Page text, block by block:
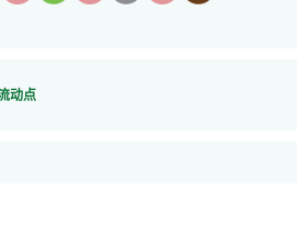
动点